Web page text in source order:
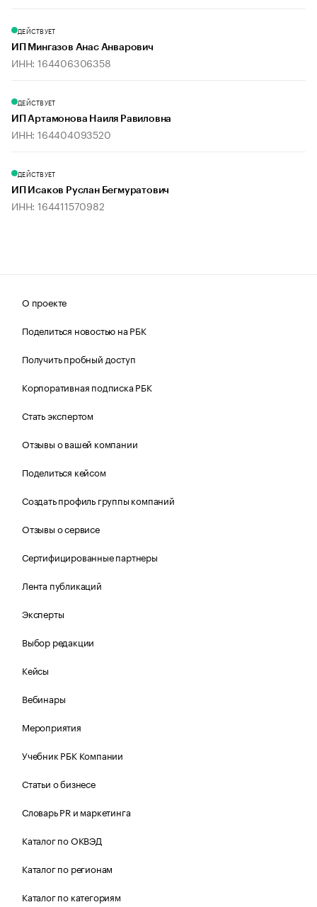
ДЕЙСТВУЕТ
ИП Мингазов Анас Анварович
ИНН: 164406306358
ДЕЙСТВУЕТ
ИП Артамонова Наиля Равиловна
ИНН: 164404093520
ДЕЙСТВУЕТ
ИП Исаков Руслан Бегмуратович
ИНН: 164411570982
О проекте
Поделиться новостью на РБК
Получить пробный доступ
Корпоративная подписка РБК
Стать экспертом
Отзывы о вашей компании
Поделиться кейсом
Создать профиль группы компаний
Отзывы о сервисе
Сертифицированные партнеры
Лента публикаций
Эксперты
Выбор редакции
Кейсы
Вебинары
Мероприятия
Учебник РБК Компании
Статьи о бизнесе
Словарь PR и маркетинга
Каталог по ОКВЭД
Каталог по регионам
Каталог по категориям